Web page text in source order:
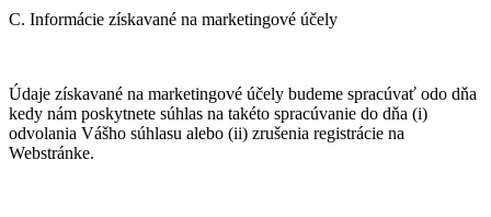
C. Informácie získavané na marketingové účely
Údaje získavané na marketingové účely budeme spracúvať odo dňa
kedy nám poskytnete súhlas na takéto spracúvanie do dňa (i)
odvolania Vášho súhlasu alebo (ii) zrušenia registrácie na
Webstránke.